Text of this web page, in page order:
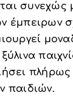
συνεχώς
έμπειρων
πλήρως
παιδιών.